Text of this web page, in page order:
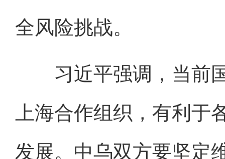
全风险挑战。
习近平强调，当前国
上海合作组织，有利
发展。中乌双方要坚定